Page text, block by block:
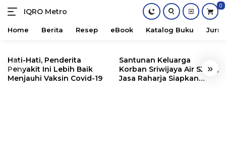
content
IQRO Metro
Lets
Bright
0
Home Berita Resep eBook Katalog Buku
« »
Hati-Hati, Penderita
Penyakit Ini Lebih Baik
Menjauhi Vaksin Covid-19
Santunan Keluarga
Korban Sriwijaya Air SJ182,
Jasa Raharja Siapkan